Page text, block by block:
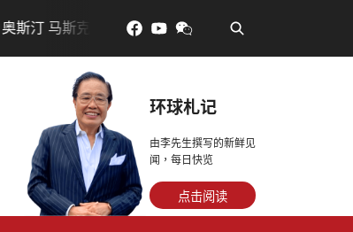
宣布投资200亿美元建设AI芯片制造基地
环球札记
由李先生撰写的新鲜见
闻，每日快览
点击阅读